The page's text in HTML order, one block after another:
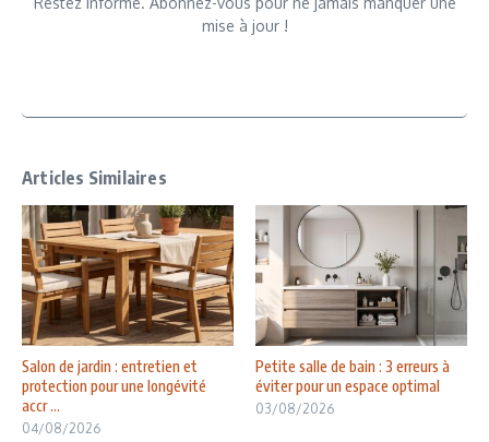
mise à jour !
Articles Similaires
Salon de jardin : entretien et
protection pour une longévité
accr ...
04/08/2026
Petite salle de bain : 3 erreurs à
éviter pour un espace optimal
03/08/2026